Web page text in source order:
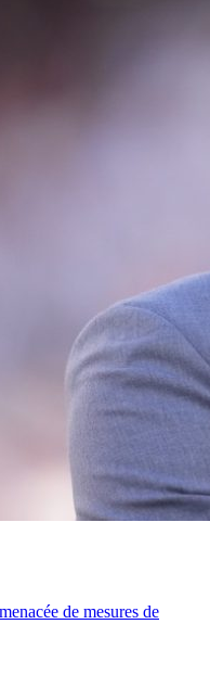
de mesures de